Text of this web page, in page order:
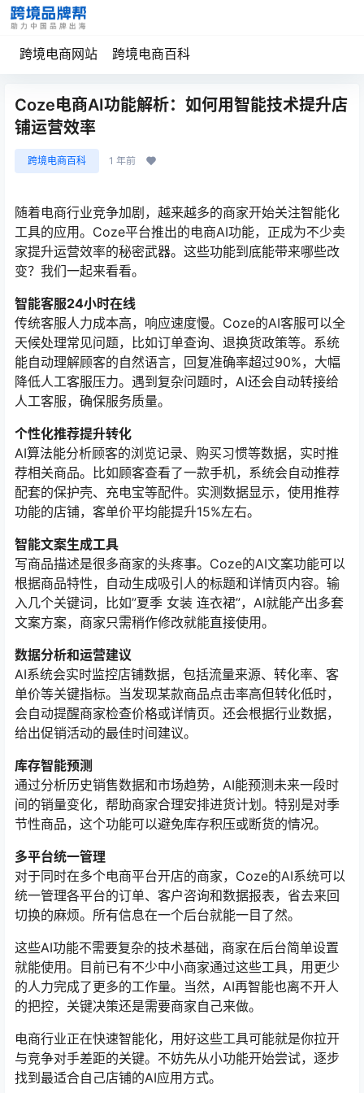
跨境电商网站 跨境电商百科
Coze电商AI功能解析：如何用智能技术提升店
铺运营效率
跨境电商百科 1 年前
随着电商行业竞争加剧，越来越多的商家开始关注智能化
工具的应用。Coze平台推出的电商AI功能，正成为不少卖
家提升运营效率的秘密武器。这些功能到底能带来哪些改
变？我们一起来看看。
智能客服24小时在线
传统客服人力成本高，响应速度慢。Coze的AI客服可以全
天候处理常见问题，比如订单查询、退换货政策等。系统
能自动理解顾客的自然语言，回复准确率超过90%，大幅
降低人工客服压力。遇到复杂问题时，AI还会自动转接给
人工客服，确保服务质量。
个性化推荐提升转化
AI算法能分析顾客的浏览记录、购买习惯等数据，实时推
荐相关商品。比如顾客查看了一款手机，系统会自动推荐
配套的保护壳、充电宝等配件。实测数据显示，使用推荐
功能的店铺，客单价平均能提升15%左右。
智能文案生成工具
写商品描述是很多商家的头疼事。Coze的AI文案功能可以
根据商品特性，自动生成吸引人的标题和详情页内容。输
入几个关键词，比如”夏季 女装 连衣裙”，AI就能产出多套
文案方案，商家只需稍作修改就能直接使用。
数据分析和运营建议
AI系统会实时监控店铺数据，包括流量来源、转化率、客
单价等关键指标。当发现某款商品点击率高但转化低时，
会自动提醒商家检查价格或详情页。还会根据行业数据，
给出促销活动的最佳时间建议。
库存智能预测
通过分析历史销售数据和市场趋势，AI能预测未来一段时
间的销量变化，帮助商家合理安排进货计划。特别是对季
节性商品，这个功能可以避免库存积压或断货的情况。
多平台统一管理
对于同时在多个电商平台开店的商家，Coze的AI系统可以
统一管理各平台的订单、客户咨询和数据报表，省去来回
切换的麻烦。所有信息在一个后台就能一目了然。
这些AI功能不需要复杂的技术基础，商家在后台简单设置
就能使用。目前已有不少中小商家通过这些工具，用更少
的人力完成了更多的工作量。当然，AI再智能也离不开人
的把控，关键决策还是需要商家自己来做。
电商行业正在快速智能化，用好这些工具可能就是你拉开
与竞争对手差距的关键。不妨先从小功能开始尝试，逐步
找到最适合自己店铺的AI应用方式。